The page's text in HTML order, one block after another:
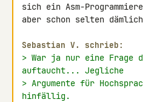
sich ein Asm-
aber schon selten
Sebastian V. schrieb:
> War ja nur eine Frage
auftaucht... Jegliche
> Argumente für
hinfällig.